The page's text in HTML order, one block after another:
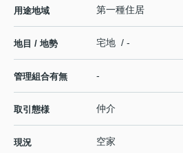
用途地域 第一種住居
地目 / 地勢 宅地 / -
管理組合有無 -
取引態様 仲介
現況 空家